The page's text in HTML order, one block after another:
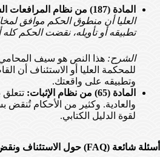
المادة (187) من نظام المرافعات الشرعية:
العليا أن منطوق الحكم موافق
تطبيقه أو تأويله، نقضت الحكم
الشرح: هذا النص هو سيف
للمحكمة العليا أو الاستئناف أن
وتطبيقه على واقعتك.
المادة (65) من نظام الإثبات:
والعادية. وكثير من الأحكام
لقوة الدليل الكتابي.
أسئلة شائعة (FAQ) حول الاستئناف ونقض الأحكام